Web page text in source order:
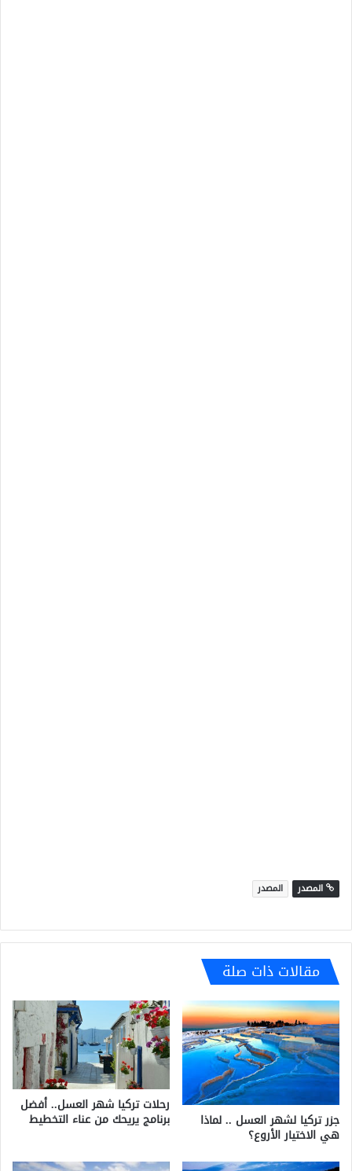
المصدر المصدر
مقالات ذات صلة
جزر تركيا لشهر العسل .. لماذا
هي الاختيار الأروع؟
رحلات تركيا شهر العسل.. أفضل
برنامج يريحك من عناء التخطيط